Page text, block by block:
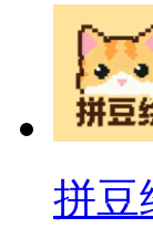
拼豆